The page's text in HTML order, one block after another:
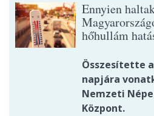
Ennyien
hőhullám
Összesítette
napjára
Nemzeti
Központ.